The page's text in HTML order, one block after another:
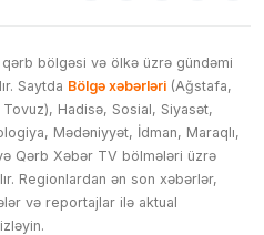
qərb bölgəsi və ölkə üzrə gündəmi
Saytda Bölgə xəbərləri (Ağstafa,
Hadisə, Sosial, Siyasət,
Mədəniyyət, İdman, Maraqlı,
Qərb Xəbər TV bölmələri üzrə
Regionlardan ən son xəbərlər,
və reportajlar ilə aktual